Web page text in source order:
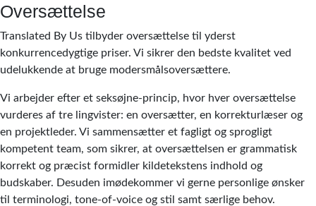
Oversættelse
Translated By Us tilbyder oversættelse til yderst
konkurrencedygtige priser. Vi sikrer den bedste kvalitet ved
udelukkende at bruge modersmålsoversættere.
Vi arbejder efter et seksøjne-princip, hvor hver oversættelse
vurderes af tre lingvister: en oversætter, en korrekturlæser og
en projektleder. Vi sammensætter et fagligt og sprogligt
kompetent team, som sikrer, at oversættelsen er grammatisk
korrekt og præcist formidler kildetekstens indhold og
budskaber. Desuden imødekommer vi gerne personlige ønsker
til terminologi, tone-of-voice og stil samt særlige behov.